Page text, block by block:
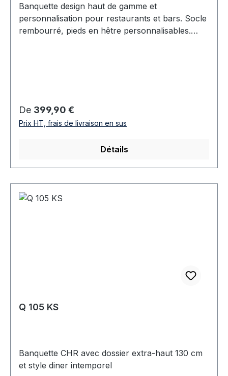
Banquette design haut de gamme et
personnalisation pour restaurants et bars. Socle
rembourré, pieds en hêtre personnalisables.
Prix régulier :
De 399,90 €
Prix HT, frais de livraison en sus
Détails
Q 105 KS
Banquette CHR avec dossier extra-haut 130 cm
et style diner intemporel